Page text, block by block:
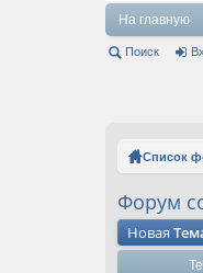
На главную
Поиск
Список
Форум
Новая